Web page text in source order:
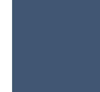
Zu einem
viele: Autoren,